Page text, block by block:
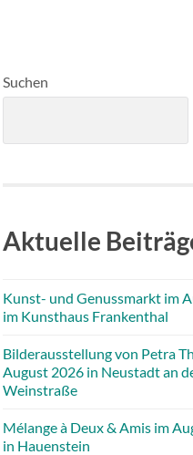
Suchen
Aktuelle
Kunst- und Genussmarkt im
im Kunsthaus Frankenthal
Bilderausstellung von Petra
August 2026 in Neustadt an
Weinstraße
Mélange à Deux & Amis im
in Hauenstein